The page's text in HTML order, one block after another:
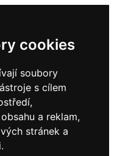
cookies
soubory
s cílem
a reklam,
stránek a